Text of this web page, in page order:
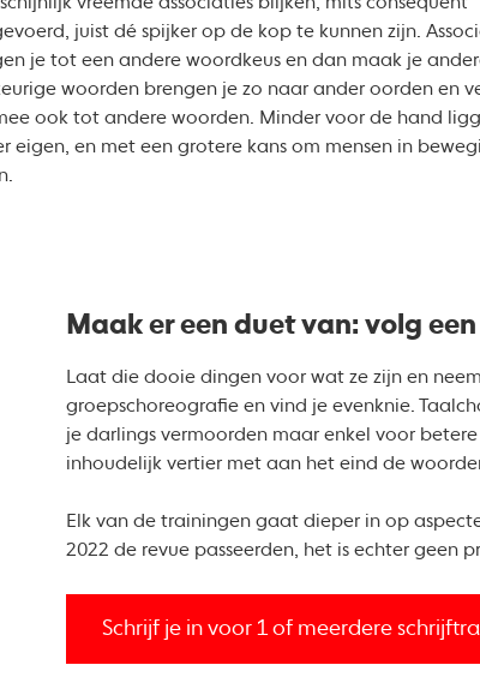
juist dé spijker op de kop te kunnen zijn.
je tot een andere woordkeus en dan maak je
woorden brengen je zo naar ander oorden en
ook tot andere woorden. Minder voor de hand
eigen, en met een grotere kans om mensen in
Maak er een duet van: volg
Laat die dooie dingen voor wat ze zijn en
groepschoreografie en vind je evenknie.
je darlings vermoorden maar enkel voor
inhoudelijk vertier met aan het eind de
Elk van de trainingen gaat dieper in op
2022 de revue passeerden, het is echter geen
Schrijf je in voor 1 of meerdere